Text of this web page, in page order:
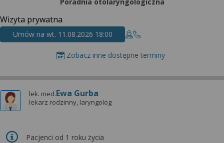
Wizyta prywatna
Umów na wt. 11.08.2026 18:00
Zobacz inne dostępne terminy
lek. med.Ewa Gurba
lekarz rodzinny, laryngolog
Pacjenci od 1 roku życia